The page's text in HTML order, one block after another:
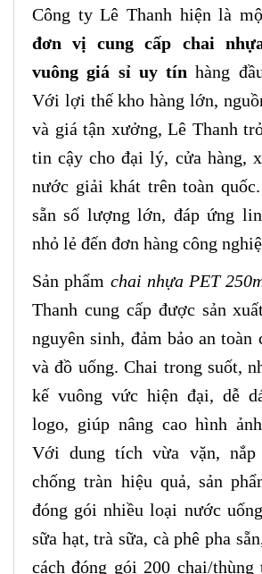
Công ty Lê Thanh hiện là
đơn vị cung cấp chai
vuông giá sỉ uy tín hàng
Với lợi thế kho hàng lớn,
và giá tận xưởng, Lê Thanh
tin cậy cho đại lý, cửa hàng,
nước giải khát trên toàn
sẵn số lượng lớn, đáp ứng
nhỏ lẻ đến đơn hàng công
Sản phẩm chai nhựa PET
Thanh cung cấp được sản
nguyên sinh, đảm bảo an toàn
và đồ uống. Chai trong suốt,
kế vuông vức hiện đại, dễ
logo, giúp nâng cao hình
Với dung tích vừa vặn,
chống tràn hiệu quả, sản
đóng gói nhiều loại nước
sữa hạt, trà sữa, cà phê pha
cách đóng gói 200 chai/thùng